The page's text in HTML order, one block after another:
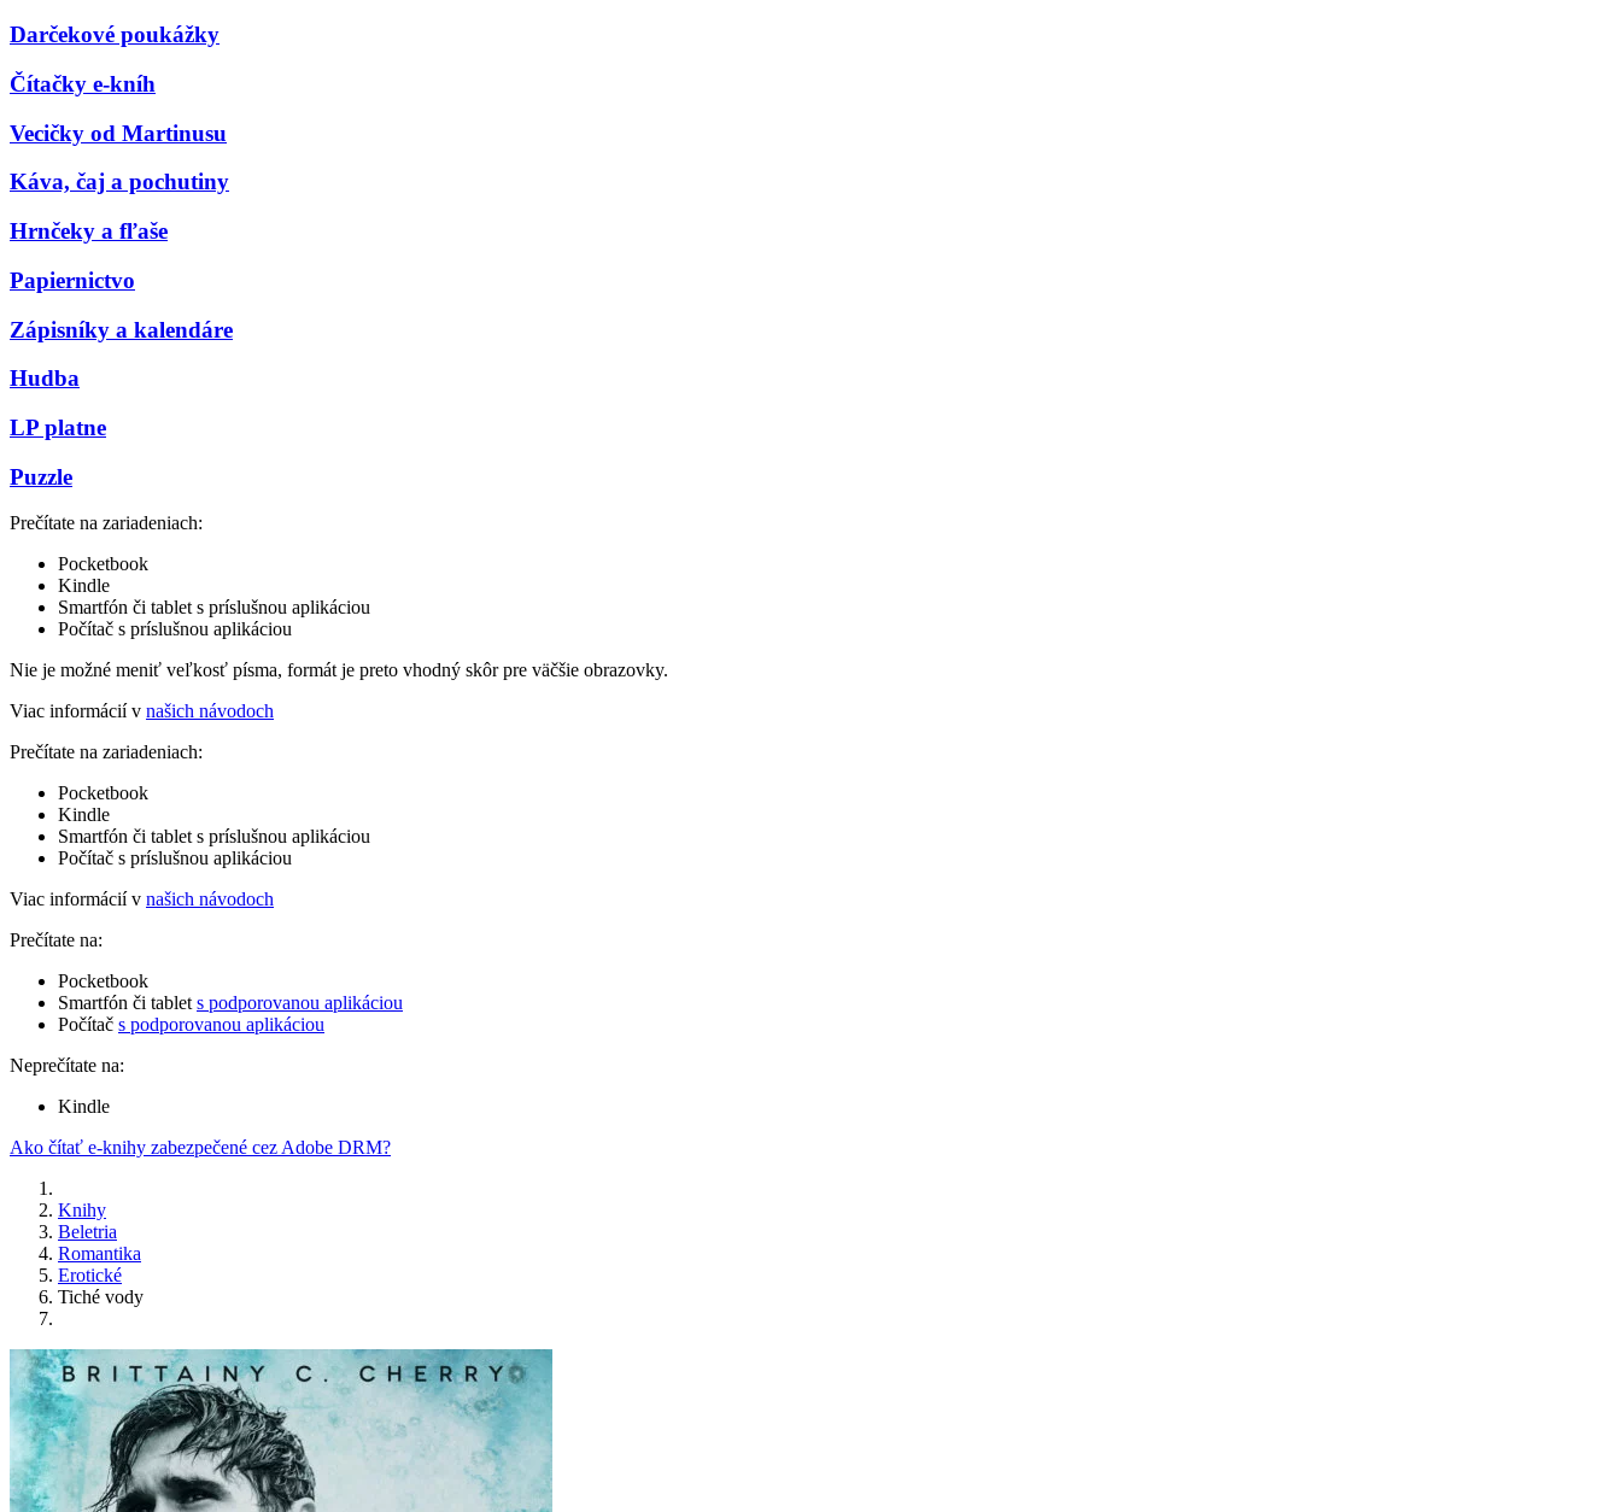
Darčekové poukážky
Čítačky e-kníh
Vecičky od Martinusu
Káva, čaj a pochutiny
Hrnčeky a fľaše
Papiernictvo
Zápisníky a kalendáre
Hudba
LP platne
Puzzle
Prečítate na zariadeniach:
Pocketbook
Kindle
Smartfón či tablet s príslušnou aplikáciou
Počítač s príslušnou aplikáciou
Nie je možné meniť veľkosť písma, formát je preto vhodný skôr pre väčšie obrazovky.
Viac informácií v našich návodoch
Prečítate na zariadeniach:
Pocketbook
Kindle
Smartfón či tablet s príslušnou aplikáciou
Počítač s príslušnou aplikáciou
Viac informácií v našich návodoch
Prečítate na:
Pocketbook
Smartfón či tablet s podporovanou aplikáciou
Počítač s podporovanou aplikáciou
Neprečítate na:
Kindle
Ako čítať e-knihy zabezpečené cez Adobe DRM?
Knihy
Beletria
Romantika
Erotické
Tiché vody